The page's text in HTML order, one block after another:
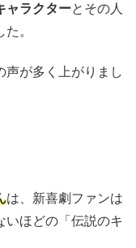
ャラクターとその人
。
声が多く上がりまし
は、新喜劇ファンは
いほどの「伝説のキ